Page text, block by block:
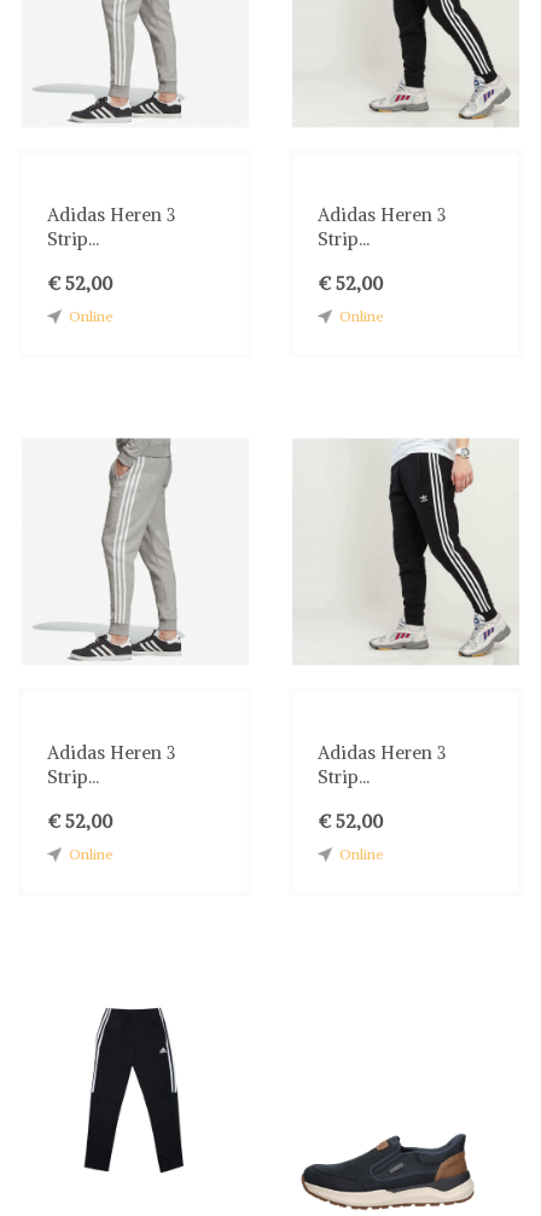
Adidas Heren 3
Strip...
€ 52,00
Online
Adidas Heren 3
Strip...
€ 52,00
Online
Adidas Heren 3
Strip...
€ 52,00
Online
Adidas Heren 3
Strip...
€ 52,00
Online